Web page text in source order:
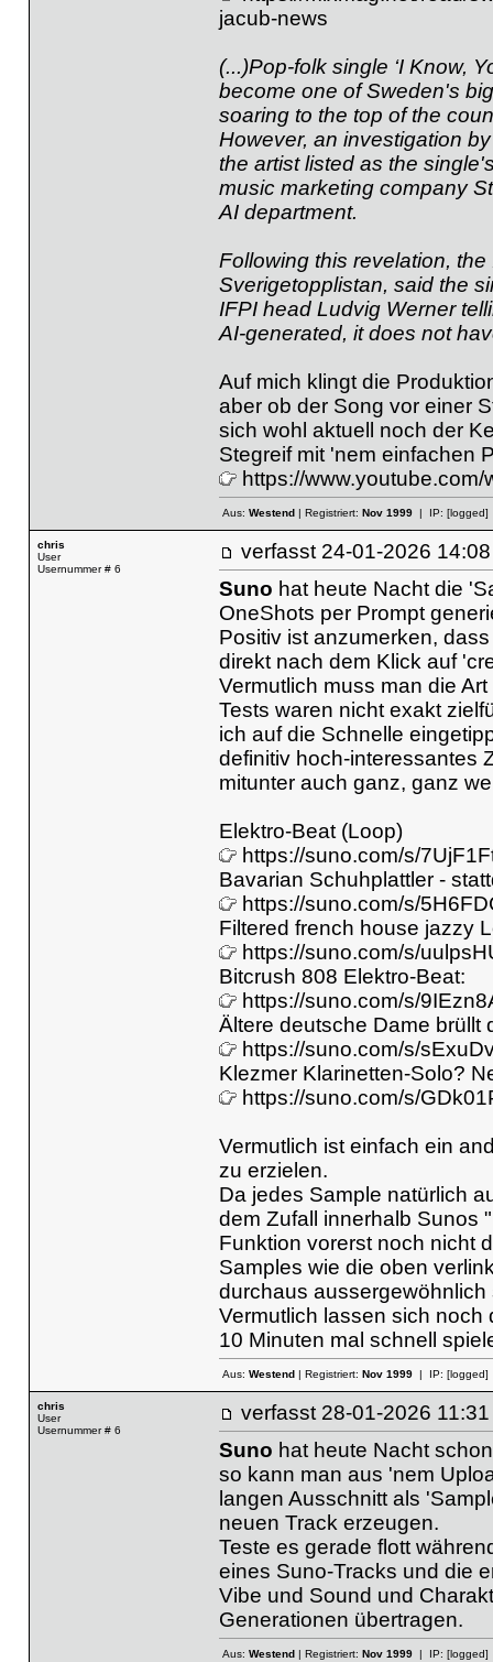
jacub-news
(...)Pop-folk single ‘I Know,
become one of Sweden's
soaring to the top of the
However, an investigation
the artist listed as the
music marketing company
AI department.
Following this revelation,
Sverigetopplistan, said the
IFPI head Ludvig Werner
AI-generated, it does not
Auf mich klingt die
aber ob der Song vor einer
sich wohl aktuell noch der
Stegreif mit 'nem einfachen
https://
Aus: Westend| Registriert: Nov 1999| IP: [logged]
chris
User
Usernummer # 6
verfasst 24-01-2026
Suno hat heute Nacht die
OneShots per Prompt
Positiv ist anzumerken,
direkt nach dem Klick auf
Vermutlich muss man die
Tests waren nicht exakt
ich auf die Schnelle
definitiv hoch-interessantes
mitunter auch ganz, ganz
Elektro-Beat (Loop)
https://suno.com/s/
Bavarian Schuhplattler -
https://suno.com/s/
Filtered french house jazzy
https://suno.com/s/
Bitcrush 808 Elektro-Beat:
https://suno.com/s/
Ältere deutsche Dame brüllt
https://suno.com/s/
Klezmer Klarinetten-Solo?
https://suno.com/s/
Vermutlich ist einfach ein
zu erzielen.
Da jedes Sample natürlich
dem Zufall innerhalb Sunos
Funktion vorerst noch nicht
Samples wie die oben
durchaus aussergewöhnlich
Vermutlich lassen sich noch
10 Minuten mal schnell
Aus: Westend| Registriert: Nov 1999| IP: [logged]
chris
User
Usernummer # 6
verfasst 28-01-2026
Suno hat heute Nacht
so kann man aus 'nem
langen Ausschnitt als
neuen Track erzeugen.
Teste es gerade flott
eines Suno-Tracks und die
Vibe und Sound und
Generationen übertragen.
Aus: Westend| Registriert: Nov 1999| IP: [logged]